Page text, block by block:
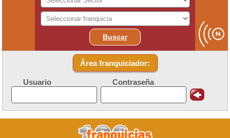
Buscar
Área franquiciador:
Usuario Contraseña